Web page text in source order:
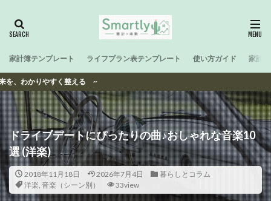
家計簿テンプレート ライフプラン表テンプレート 使い方ガイド 家計
える ~
ドライブデートにぴったりの曲♪おしゃれな音楽10
選 (洋楽)
2018年11月18日 2026年7月4日
暮らしとコラム
洋楽, 音楽（シーン別） 33view